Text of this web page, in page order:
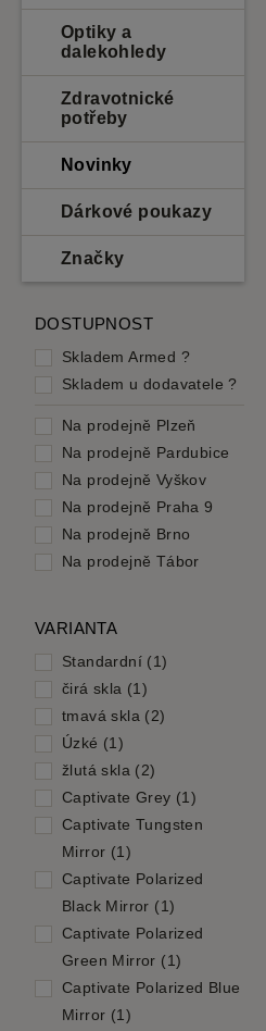
Optiky a
dalekohledy
Zdravotnické
potřeby
Novinky
Dárkové poukazy
Značky
DOSTUPNOST
Skladem Armed ?
Skladem u dodavatele?
Na prodejně Plzeň
Na prodejně Pardubice
Na prodejně Vyškov
Na prodejně Praha 9
Na prodejně Brno
Na prodejně Tábor
VARIANTA
Standardní (1)
čirá skla (1)
tmavá skla (2)
Úzké (1)
žlutá skla (2)
Captivate Grey (1)
Captivate Tungsten
Mirror (1)
Captivate Polarized
Black Mirror (1)
Captivate Polarized
Green Mirror (1)
Captivate Polarized Blue
Mirror (1)